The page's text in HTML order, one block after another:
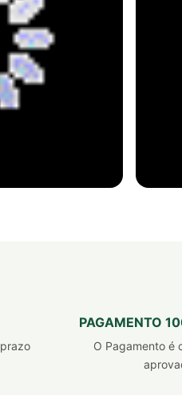
RÁPIDO
e queimador
PAGAMENTO
O Pagamento é